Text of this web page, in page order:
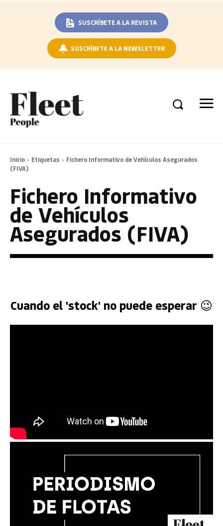
SUSCRÍBETE A LA REVISTA
SUSCRÍBETE A LA NEWSLETTER
Inicio Etiquetas
Fichero Informativo de Vehículos Asegurados
(FIVA)
Fichero Informativo
de Vehículos
Asegurados (FIVA)
Cuando el 'stock' no puede esperar 😉